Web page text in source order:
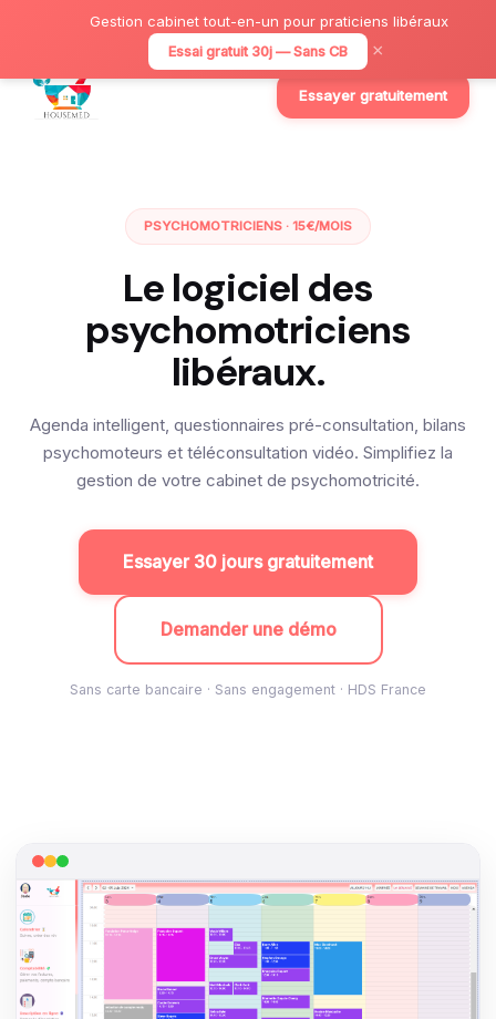
Gestion cabinet tout-en-un pour praticiens libéraux
Essai gratuit 30j — Sans CB ×
Essayer gratuitement
PSYCHOMOTRICIENS · 15€/MOIS
Le logiciel des
psychomotriciens
libéraux.
Agenda intelligent, questionnaires pré-consultation, bilans
psychomoteurs et téléconsultation vidéo. Simplifiez la
gestion de votre cabinet de psychomotricité.
Essayer 30 jours gratuitement
Demander une démo
Sans carte bancaire · Sans engagement · HDS France